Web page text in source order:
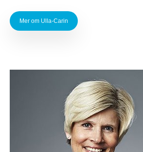
Mer om Ulla-Carin